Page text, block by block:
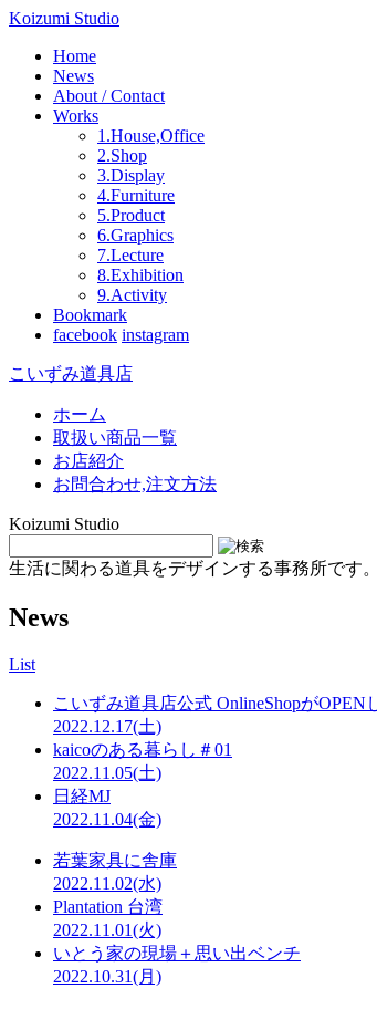
Koizumi Studio
Home
News
About / Contact
Works
1.House,Office
2.Shop
3.Display
4.Furniture
5.Product
6.Graphics
7.Lecture
8.Exhibition
9.Activity
Bookmark
facebook instagram
こいずみ道具店
ホーム
取扱い商品一覧
お店紹介
お問合わせ,注文方法
Koizumi Studio
生活に関わる道具をデザインする事務所です。
News
List
こいずみ道具店公式 OnlineShopがOPEN
2022.12.17(土)
kaicoのある暮らし＃01
2022.11.05(土)
日経MJ
2022.11.04(金)
若葉家具に舎庫
2022.11.02(水)
Plantation 台湾
2022.11.01(火)
いとう家の現場＋思い出ベンチ
2022.10.31(月)